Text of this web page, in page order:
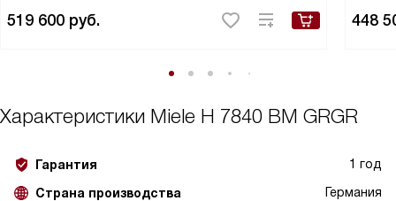
519 600 руб. 448
Характеристики Miele H 7840 BM GRGR
Гарантия 1 год
Страна производства Германия